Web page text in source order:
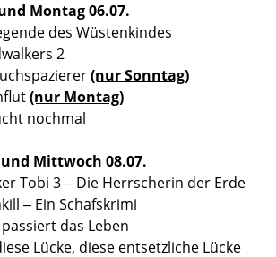
Montag 06.07.
des Wüstenkindes
2
(nur Sonntag)
(nur Montag)
nochmal
Mittwoch 08.07.
Tobi 3 – Die Herrscherin der Erde
– Ein Schafskrimi
das Leben
Lücke, diese entsetzliche Lücke